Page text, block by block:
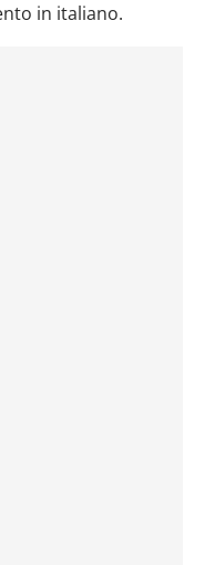
in italiano.